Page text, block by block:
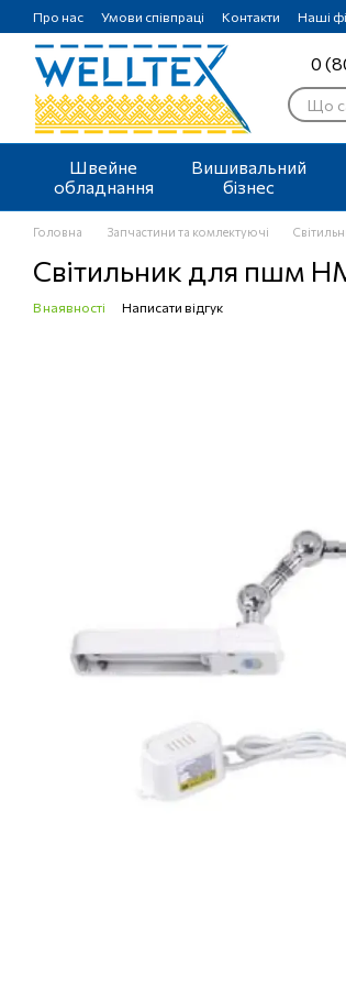
Перейти до основного контенту
Про нас Умови співпраці Контакти Наші
0
Швейне
обладнання
Вишивальний
бізнес
Головна Запчастини та комлектуючі
Світильник для пшм
В наявності Написати відгук